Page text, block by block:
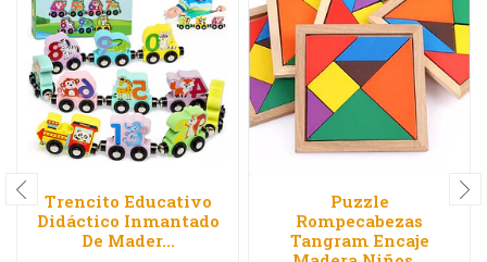
Trencito Educativo
Didáctico Inmantado
De Mader...
Puzzle
Rompecabezas
Tangram Encaje